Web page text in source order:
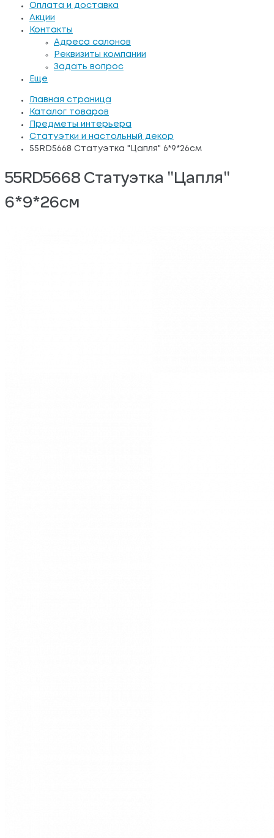
Оплата и доставка
Акции
Контакты
Адреса салонов
Реквизиты компании
Задать вопрос
Еще
Главная страница
Каталог товаров
Предметы интерьера
Статуэтки и настольный декор
55RD5668 Статуэтка "Цапля" 6*9*26см
55RD5668 Статуэтка "Цапля"
6*9*26см